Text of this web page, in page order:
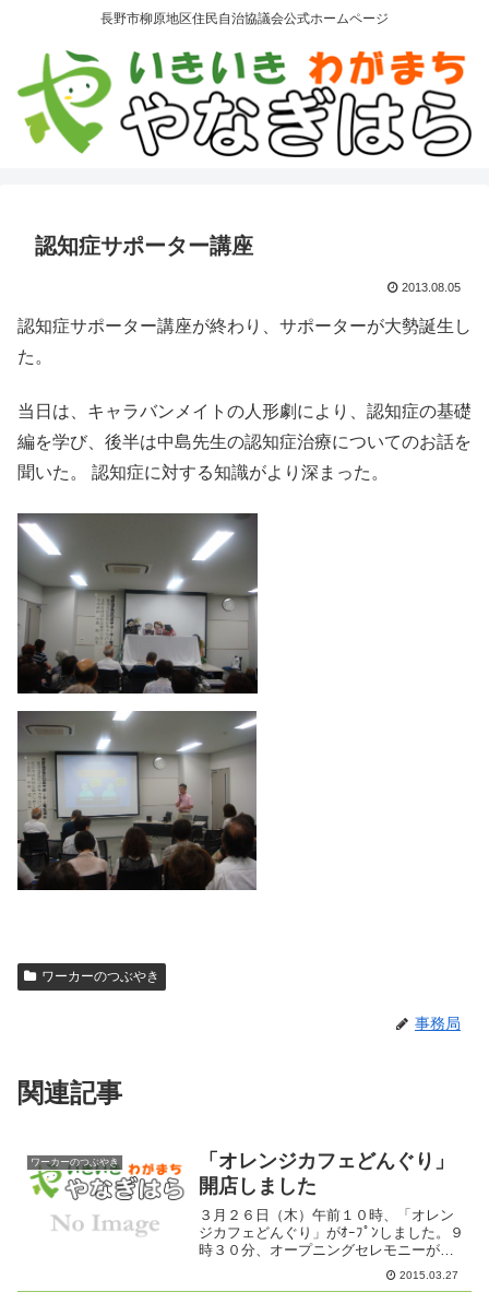
長野市柳原地区住民自治協議会公式ホームページ
認知症サポーター講座
2013.08.05
認知症サポーター講座が終わり、サポーターが大勢誕生し
た。
当日は、キャラバンメイトの人形劇により、認知症の基礎
編を学び、後半は中島先生の認知症治療についてのお話を
聞いた。 認知症に対する知識がより深まった。
ワーカーのつぶやき
事務局
関連記事
ワーカーのつぶやき
「オレンジカフェどんぐり」
開店しました
３月２６日（木）午前１０時、「オレン
ジカフェどんぐり」がｵｰﾌﾟﾝしました。９
時３０分、オープニングセレモニーが始
まりました。住自協朝日会長のあいさつ
に続き、地域包括支援センター富竹の
2015.03.27